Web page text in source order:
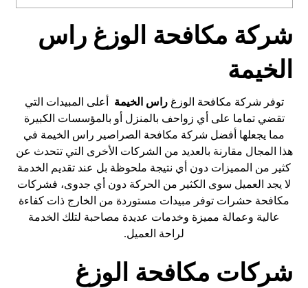
شركة مكافحة الوزغ راس
الخيمة
توفر شركة مكافحة الوزغراس الخيمة أعلى المبيدات التي
تقضي تماما على أي زواحف بالمنزل أو بالمؤسسات الكبيرة
مما يجعلها أفضل شركة مكافحة الصراصير راس الخيمة في
هذا المجال مقارنة بالعديد من الشركات الأخرى التي تتحدث عن
كثير من المميزات دون أي نتيجة ملحوظة بل عند تقديم الخدمة
لا يجد العميل سوى الكثير من الحركة دون أي جدوى، فشركات
مكافحة حشرات توفر مبيدات مستوردة من الخارج ذات كفاءة
عالية وعمالة مميزة وخدمات عديدة مصاحبة لتلك الخدمة
لراحة العميل.
شركات مكافحة الوزغ